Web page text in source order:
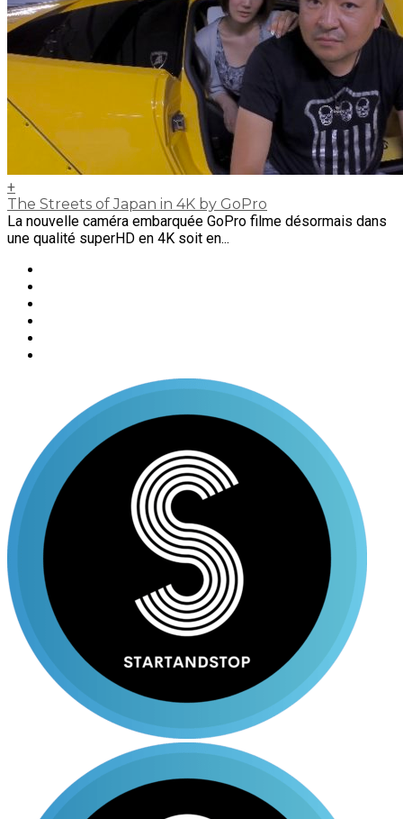
+
The Streets of Japan in 4K by GoPro
La nouvelle caméra embarquée GoPro filme désormais dans
une qualité superHD en 4K soit en...